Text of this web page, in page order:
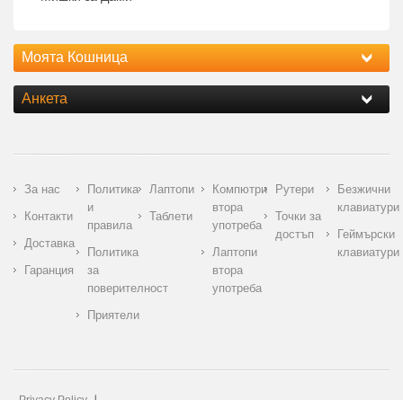
Моята Кошница
Анкета
За нас
Контакти
Доставка
Гаранция
Политика
и
правила
Политика
за
поверителност
Приятели
Лаптопи
Таблети
Компютри
втора
употреба
Лаптопи
втора
употреба
Рутери
Точки за
достъп
Безжични
клавиатури
Геймърски
клавиатури